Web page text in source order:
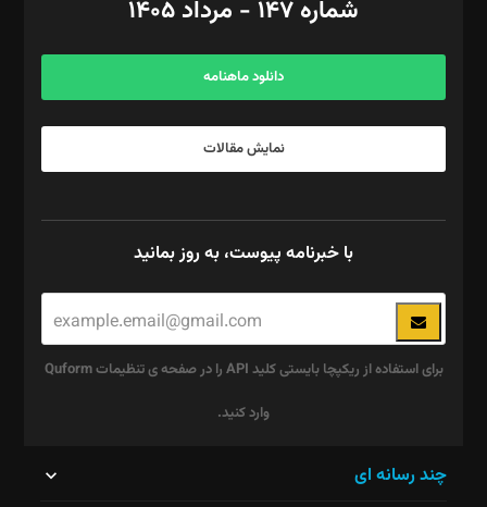
آگهی و مشترکین: ۰۹۱۹۹۹۹۰۴۵۴
شماره ۱۴۷ - مرداد ۱۴۰۵
دانلود ماهنامه
نمایش مقالات
با خبرنامه پیوست، به روز بمانید
برای استفاده از ریکپچا بایستی کلید API را در صفحه ی تنظیمات Quform
وارد کنید.
چند رسانه ای